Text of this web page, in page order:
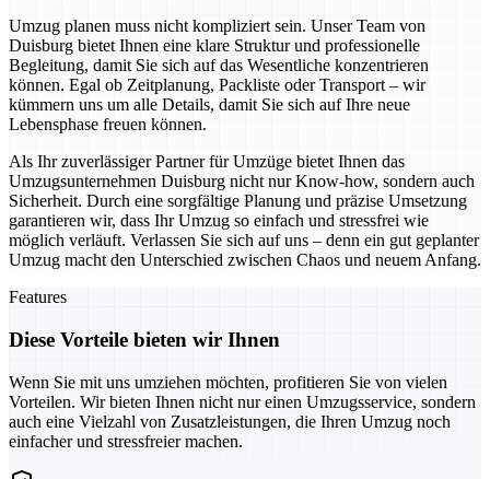
Umzug planen muss nicht kompliziert sein. Unser Team von
Duisburg bietet Ihnen eine klare Struktur und professionelle
Begleitung, damit Sie sich auf das Wesentliche konzentrieren
können. Egal ob Zeitplanung, Packliste oder Transport – wir
kümmern uns um alle Details, damit Sie sich auf Ihre neue
Lebensphase freuen können.
Als Ihr zuverlässiger Partner für Umzüge bietet Ihnen das
Umzugsunternehmen Duisburg nicht nur Know-how, sondern auch
Sicherheit. Durch eine sorgfältige Planung und präzise Umsetzung
garantieren wir, dass Ihr Umzug so einfach und stressfrei wie
möglich verläuft. Verlassen Sie sich auf uns – denn ein gut geplanter
Umzug macht den Unterschied zwischen Chaos und neuem Anfang.
Features
Diese Vorteile bieten wir Ihnen
Wenn Sie mit uns umziehen möchten, profitieren Sie von vielen
Vorteilen. Wir bieten Ihnen nicht nur einen Umzugsservice, sondern
auch eine Vielzahl von Zusatzleistungen, die Ihren Umzug noch
einfacher und stressfreier machen.